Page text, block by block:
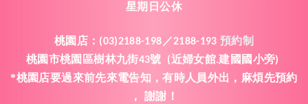
星期日公休
桃園店： (03)2188-198／2188-193 預約制
桃園市桃園區樹林九街43號 (近婦女館.建國國小旁)
*桃園店要過來前先來電告知 ，有時人員外出 ， 麻煩先預約
， 謝謝 ！